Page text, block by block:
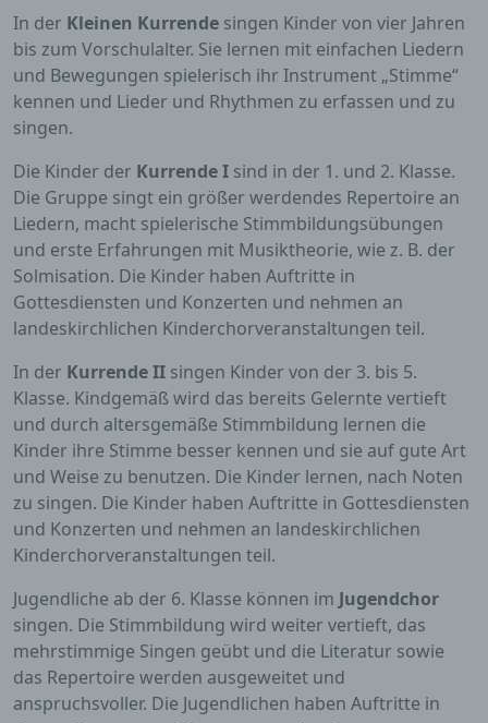
In der Kleinen Kurrende singen Kinder von vier Jahren
bis zum Vorschulalter. Sie lernen mit einfachen Liedern
und Bewegungen spielerisch ihr Instrument „Stimme“
kennen und Lieder und Rhythmen zu erfassen und zu
singen.
Die Kinder der Kurrende I sind in der 1. und 2. Klasse.
Die Gruppe singt ein größer werdendes Repertoire an
Liedern, macht spielerische Stimmbildungsübungen
und erste Erfahrungen mit Musiktheorie, wie z. B. der
Solmisation. Die Kinder haben Auftritte in
Gottesdiensten und Konzerten und nehmen an
landeskirchlichen Kinderchorveranstaltungen teil.
In der Kurrende II singen Kinder von der 3. bis 5.
Klasse. Kindgemäß wird das bereits Gelernte vertieft
und durch altersgemäße Stimmbildung lernen die
Kinder ihre Stimme besser kennen und sie auf gute Art
und Weise zu benutzen. Die Kinder lernen, nach Noten
zu singen. Die Kinder haben Auftritte in Gottesdiensten
und Konzerten und nehmen an landeskirchlichen
Kinderchorveranstaltungen teil.
Jugendliche ab der 6. Klasse können im Jugendchor
singen. Die Stimmbildung wird weiter vertieft, das
mehrstimmige Singen geübt und die Literatur sowie
das Repertoire werden ausgeweitet und
anspruchsvoller. Die Jugendlichen haben Auftritte in